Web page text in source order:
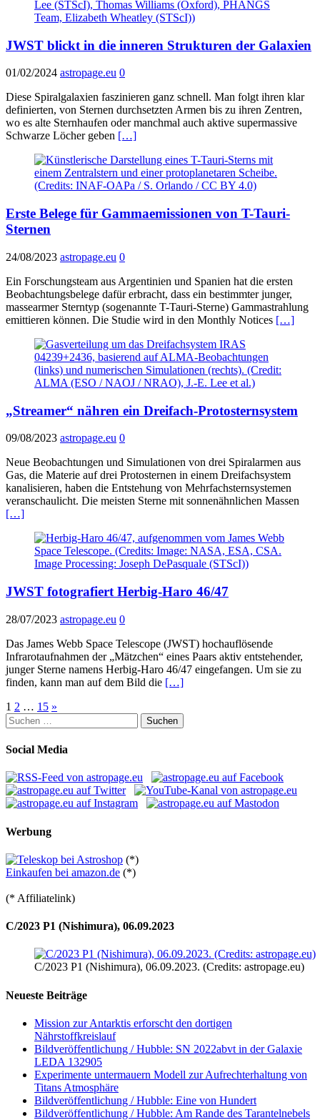
JWST blickt in die inneren Strukturen der Galaxien
01/02/2024 astropage.eu 0
Diese Spiralgalaxien faszinieren ganz schnell. Man folgt ihren klar
definierten, von Sternen durchsetzten Armen bis zu ihren Zentren,
wo es alte Sternhaufen oder manchmal auch aktive supermassive
Schwarze Löcher geben […]
Erste Belege für Gammaemissionen von T-Tauri-
Sternen
24/08/2023 astropage.eu 0
Ein Forschungsteam aus Argentinien und Spanien hat die ersten
Beobachtungsbelege dafür erbracht, dass ein bestimmter junger,
massearmer Sterntyp (sogenannte T-Tauri-Sterne) Gammastrahlung
emittieren können. Die Studie wird in den Monthly Notices […]
„Streamer“ nähren ein Dreifach-Protosternsystem
09/08/2023 astropage.eu 0
Neue Beobachtungen und Simulationen von drei Spiralarmen aus
Gas, die Materie auf drei Protosternen in einem Dreifachsystem
kanalisieren, haben die Entstehung von Mehrfachsternsystemen
veranschaulicht. Die meisten Sterne mit sonnenähnlichen Massen
[…]
JWST fotografiert Herbig-Haro 46/47
28/07/2023 astropage.eu 0
Das James Webb Space Telescope (JWST) hochauflösende
Infrarotaufnahmen der „Mätzchen“ eines Paars aktiv entstehender,
junger Sterne namens Herbig-Haro 46/47 eingefangen. Um sie zu
finden, kann man auf dem Bild die […]
Seitennummerierung
der
Beiträge
1 2 … 15 »
Suchen
nach:
Social Media
Werbung
(*)
Einkaufen bei amazon.de (*)
(* Affiliatelink)
C/2023 P1 (Nishimura), 06.09.2023
C/2023 P1 (Nishimura), 06.09.2023. (Credits: astropage.eu)
Neueste Beiträge
Mission zur Antarktis erforscht den dortigen
Nährstoffkreislauf
Bildveröffentlichung / Hubble: SN 2022abvt in der Galaxie
LEDA 132905
Experimente untermauern Modell zur Aufrechterhaltung von
Titans Atmosphäre
Bildveröffentlichung / Hubble: Eine von Hundert
Bildveröffentlichung / Hubble: Am Rande des Tarantelnebels